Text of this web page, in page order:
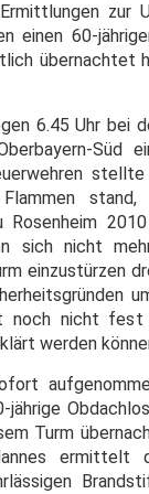
zur
einen 60-
übernachtet
6.45 Uhr bei
Süd
Rosenheim
sich nicht
einzustürzen
noch nicht
werden
jährige
Turm
ermittelt